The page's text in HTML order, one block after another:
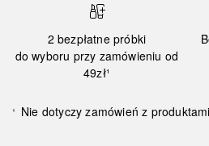
2 bezpłatne próbki
do wyboru przy zamówieniu od
49zł¹
¹ Nie dotyczy zamówień z